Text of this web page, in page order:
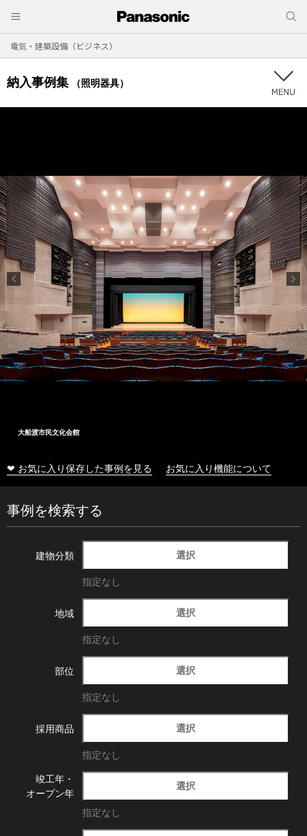
電気・建築設備（ビジネス）
納入事例集 （照明器具）
大船渡市民文化会館
❤ お気に入り保存した事例を見る お気に入り機能について
事例を検索する
建物分類 選択
指定なし
地域 選択
指定なし
部位 選択
指定なし
採用商品 選択
指定なし
竣工年・
オープン年
選択
指定なし